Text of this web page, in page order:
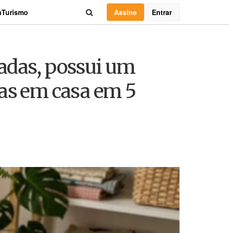
Turismo Assine Entrar
possui um
em casa em 5